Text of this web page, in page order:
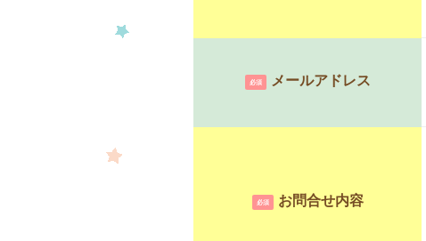
必須 メールアドレス
必須 お問合せ内容